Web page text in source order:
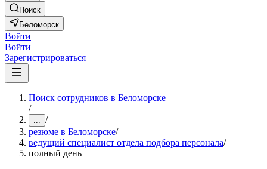
Поиск
Беломорск
Войти
Войти
Зарегистрироваться
Поиск сотрудников в Беломорске
/
... /
резюме в Беломорске/
ведущий специалист отдела подбора персонала/
полный день